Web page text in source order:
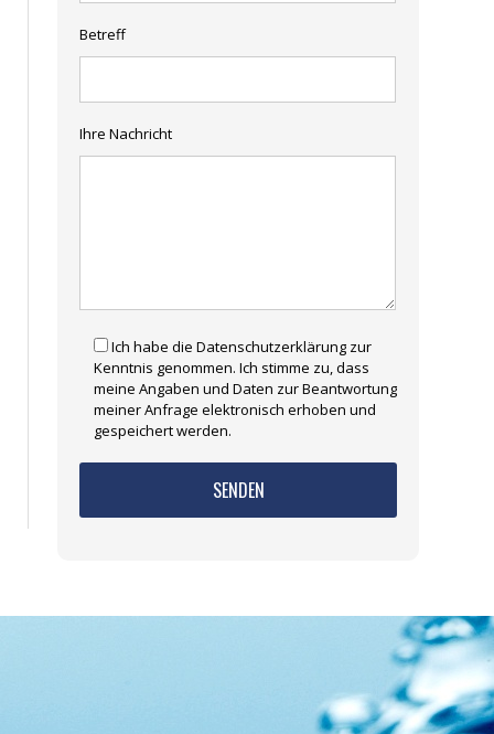
Betreff
Ihre Nachricht
Ich habe die Datenschutzerklärung zur
Kenntnis genommen. Ich stimme zu, dass
meine Angaben und Daten zur Beantwortung
meiner Anfrage elektronisch erhoben und
gespeichert werden.